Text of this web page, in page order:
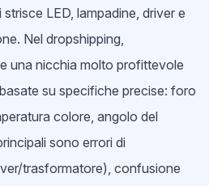
LED, lampadine, driver e
Nel dropshipping,
una nicchia molto profittevole
su specifiche precise: foro
colore, angolo del
sono errori di
trasformatore), confusione